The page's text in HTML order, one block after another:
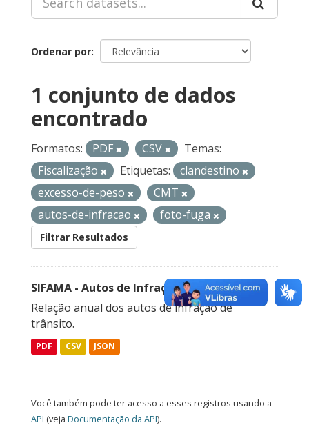
Ordenar por
1 conjunto de dados
encontrado
Formatos: PDF CSV
Temas:
Fiscalização
Etiquetas:
clandestino
excesso-de-peso
CMT
autos-de-infracao
foto-fuga
Filtrar Resultados
SIFAMA - Autos de Infração de Trânsito
Relação anual dos autos de infração de
trânsito.
PDF CSV JSON
Você também pode ter acesso a esses registros usando a
API (veja Documentação da API).